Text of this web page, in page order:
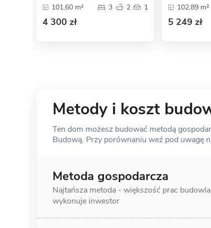
101,60 m²
3 2 1
4 300 zł
102,89 m²
5 249 zł
Metody i koszt
Ten dom możesz budować metodą
Budową. Przy porównaniu weź pod uwagę
Metoda gospodarcza
Najtańsza metoda - większość prac
wykonuje inwestor